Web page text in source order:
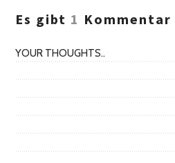
Es gibt 1 Kommentar